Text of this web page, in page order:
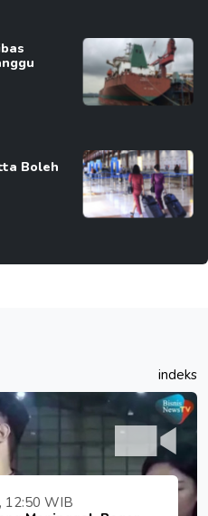
Boleh
indeks
12:50 WIB